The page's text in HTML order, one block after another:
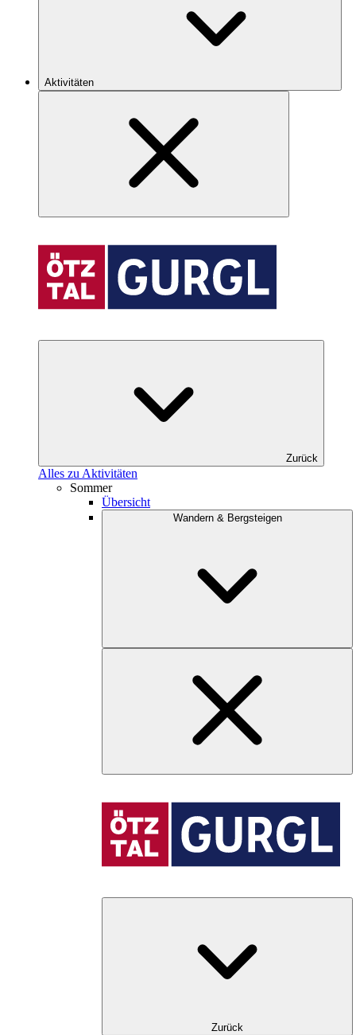
Aktivitäten
Zurück
Alles zu Aktivitäten
Sommer
Übersicht
Wandern & Bergsteigen
Zurück